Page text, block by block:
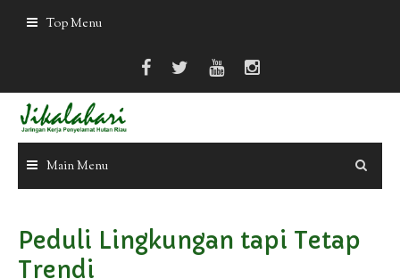
Top Menu
Main Menu
Peduli Lingkungan tapi Tetap
Trendi